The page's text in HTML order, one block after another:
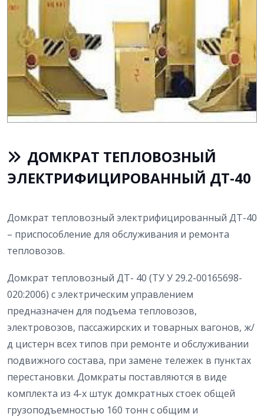
ДОМКРАТ ТЕПЛОВОЗНЫЙ
ЭЛЕКТРИФИЦИРОВАННЫЙ ДТ-40
Домкрат тепловозный электрифицированный ДТ-40
– приспособление для обслуживания и ремонта
тепловозов.
Домкрат тепловозный ДТ- 40 (ТУ У 29.2-00165698-
020:2006) с электрическим управлением
предназначен для подъема тепловозов,
электровозов, пассажирских и товарных вагонов, ж/
д цистерн всех типов при ремонте и обслуживании
подвижного состава, при замене тележек в пунктах
перестановки. Домкраты поставляются в виде
комплекта из 4-х штук домкратных стоек общей
грузоподъемностью 160 тонн с общим и